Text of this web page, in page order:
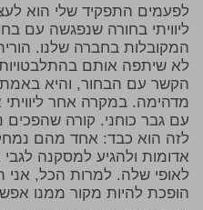
לפעמים התפקיד שלי הוא
ליוויתי בחורה שנפגשה עם
המקובלות בחברה שלנו.
לא שיתפה אותם
הקשר עם הבחור, והיא
מדהימה. במקרה אחר
עם גבר כוחני. קורה
לזה הוא כבד: אחד מהם
אדומות ולהגיע למסקנה
לאופי שלה. למרות הכל, אני
הופכת להיות מקור ממנו